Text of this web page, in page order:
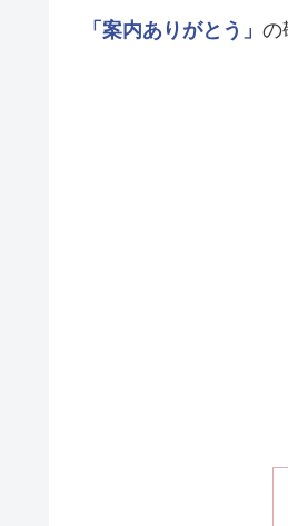
「案内ありがとう」 の